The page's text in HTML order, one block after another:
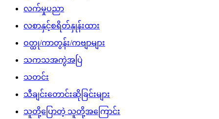
လက်မှုပညာ
လစာနှင့်စရိတ်နှုန်းထား
ဝတ္ထု/ကာတွန်း/ကဗျာများ
သကသအကွဲအပြဲ
သတင်း
သီချင်းတောင်းဆိုခြင်းများ
သူတို့ပြောတဲ့ သူတို့အကြောင်း